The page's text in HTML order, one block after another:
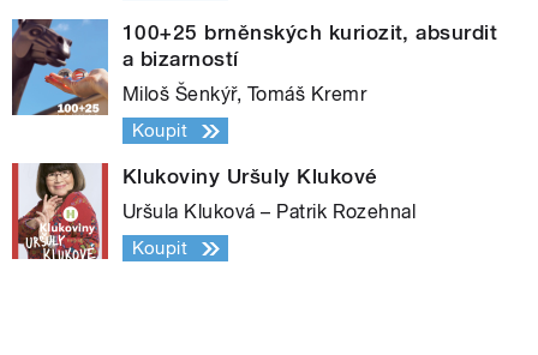
100+25 brněnských kuriozit, absurdit
a bizarností
Miloš Šenkýř, Tomáš Kremr
Koupit
Klukoviny Uršuly Klukové
Uršula Kluková – Patrik Rozehnal
Koupit